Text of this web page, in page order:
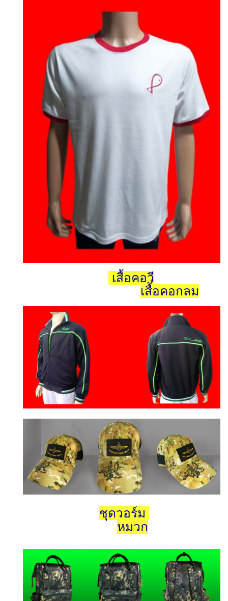
เสื้อคอวี
เสื้อคอกลม
ชุดวอร์ม
หมวก